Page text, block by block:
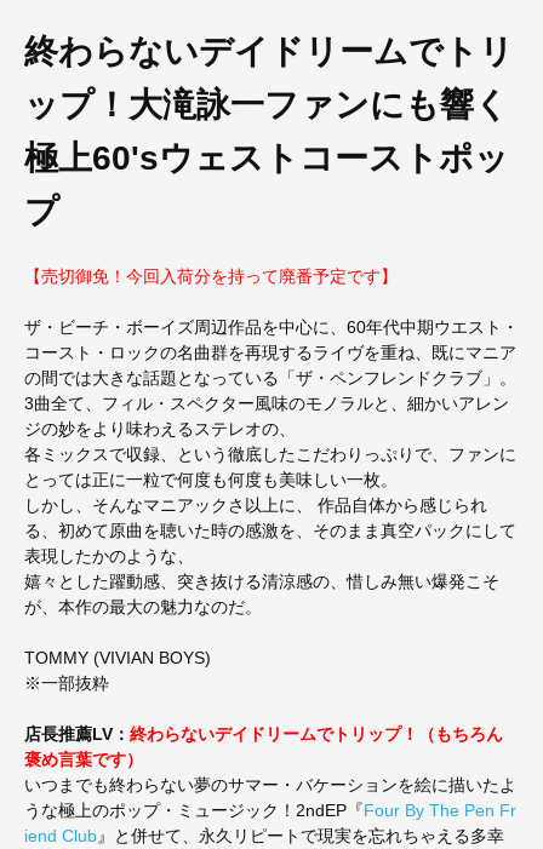
終わらないデイドリームでトリ
ップ！大滝詠一ファンにも響く
極上60'sウェストコーストポッ
プ
【売切御免！今回入荷分を持って廃番予定です】
ザ・ビーチ・ボーイズ周辺作品を中心に、60年代中期ウエスト・
コースト・ロックの名曲群を再現するライヴを重ね、既にマニア
の間では大きな話題となっている「ザ・ペンフレンドクラブ」。
3曲全て、フィル・スペクター風味のモノラルと、細かいアレン
ジの妙をより味わえるステレオの、
各ミックスで収録、という徹底したこだわりっぷりで、ファンに
とっては正に一粒で何度も何度も美味しい一枚。
しかし、そんなマニアックさ以上に、 作品自体から感じられ
る、初めて原曲を聴いた時の感激を、そのまま真空パックにして
表現したかのような、
嬉々とした躍動感、突き抜ける清涼感の、惜しみ無い爆発こそ
が、本作の最大の魅力なのだ。
TOMMY (VIVIAN BOYS)
※一部抜粋
店長推薦LV： 終わらないデイドリームでトリップ！（もちろん
褒め言葉です）
いつまでも終わらない夢のサマー・バケーションを絵に描いたよ
うな極上のポップ・ミュージック！2ndEP『Four By The Pen Fr
iend Club』と併せて、永久リピートで現実を忘れちゃえる多幸